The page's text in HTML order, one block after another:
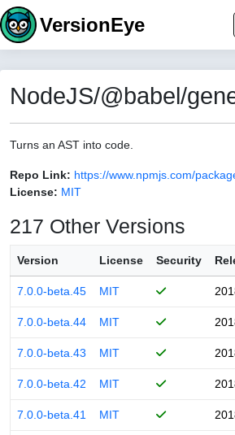
VersionEye
NodeJS/@babel/
Turns an AST into code.
Repo Link: https://www.npmjs.com/
License: MIT
217 Other Versions
Version License Security
7.0.0-beta.45 MIT
7.0.0-beta.44 MIT
7.0.0-beta.43 MIT
7.0.0-beta.42 MIT
7.0.0-beta.41 MIT